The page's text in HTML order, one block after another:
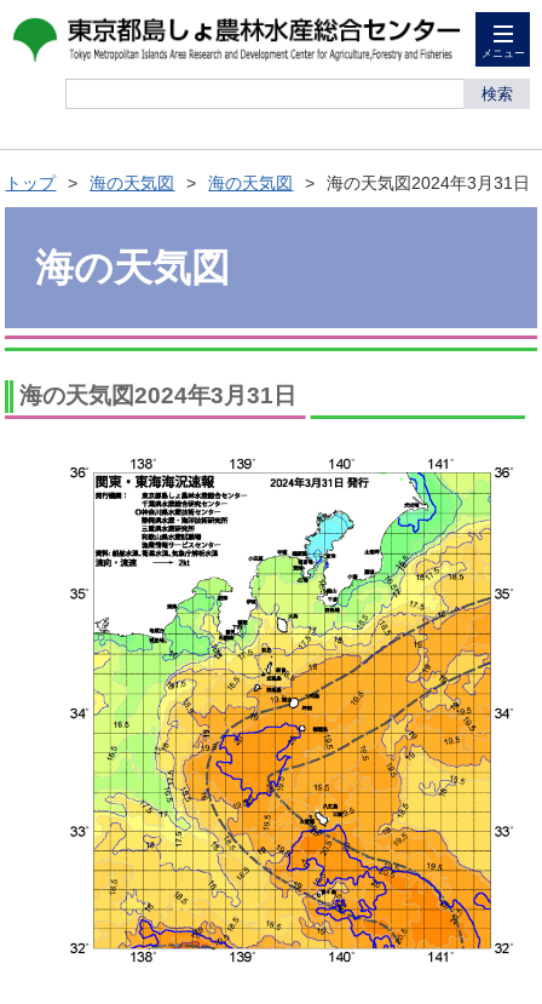
メニュー
検索
トップ 海の天気図 海の天気図 海の天気図2024年3月31日
海の天気図
海の天気図2024年3月31日